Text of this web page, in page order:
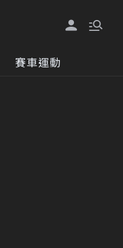
賽車運動